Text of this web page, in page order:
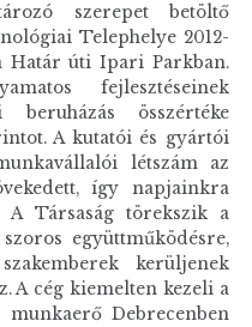
szerepet betöltő
Telephelye 2012-
Határ úti Ipari Parkban.
fejlesztéseinek
összértéke
A kutatói és gyártói
létszám az
így napjainkra
Társaság törekszik a
együttműködésre,
kerüljenek
A cég kiemelten kezeli a
munkaerő Debrecenben